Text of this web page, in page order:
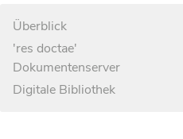
Überblick
'res doctae'
Dokumentenserver
Digitale Bibliothek